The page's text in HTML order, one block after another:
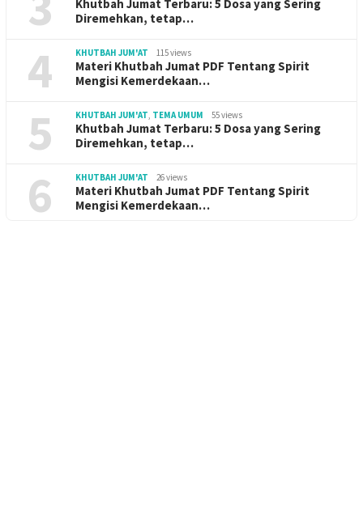
Khutbah Jumat Terbaru: 5 Dosa yang Sering
Diremehkan, tetap…
4 KHUTBAH JUM'AT 115 views
Materi Khutbah Jumat PDF Tentang Spirit
Mengisi Kemerdekaan…
5 KHUTBAH JUM'AT, TEMA UMUM 55 views
Khutbah Jumat Terbaru: 5 Dosa yang Sering
Diremehkan, tetap…
6 KHUTBAH JUM'AT 26 views
Materi Khutbah Jumat PDF Tentang Spirit
Mengisi Kemerdekaan…